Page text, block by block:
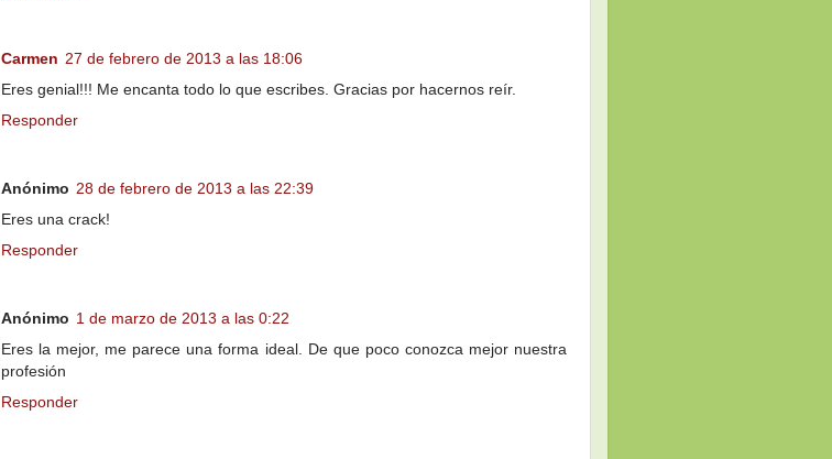
Carmen 27 de febrero de 2013 a las 18:06
Eres genial!!! Me encanta todo lo que escribes. Gracias por hacernos reír.
Responder
Anónimo 28 de febrero de 2013 a las 22:39
Eres una crack!
Responder
Anónimo 1 de marzo de 2013 a las 0:22
Eres la mejor, me parece una forma ideal. De que poco conozca mejor nuestra
profesión
Responder